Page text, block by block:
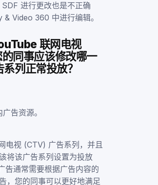
进行更改也是不正确
Video 360 中进行编辑。
联网电视
同事应该修改哪一
列正常投放？
告资源。
电视 (CTV) 广告系列，并且
将该广告系列设置为投放
告通常需要根据广告内容的
，您的同事可以更好地满足